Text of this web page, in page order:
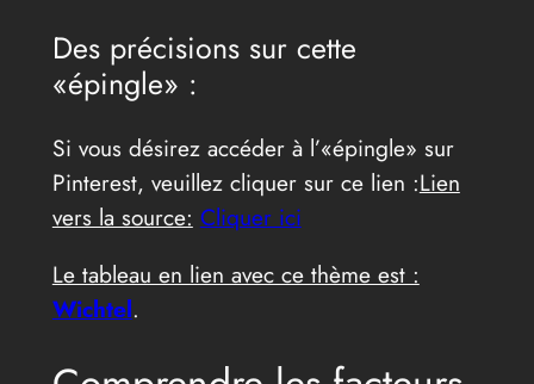
Des précisions sur cette
«épingle» :
Si vous désirez accéder à l’«épingle» sur
Pinterest, veuillez cliquer sur ce lien :Lien
vers la source: Cliquer ici
Le tableau en lien avec ce thème est :
Wichtel.